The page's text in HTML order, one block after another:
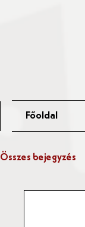
Főoldal
Összes bejegyzés